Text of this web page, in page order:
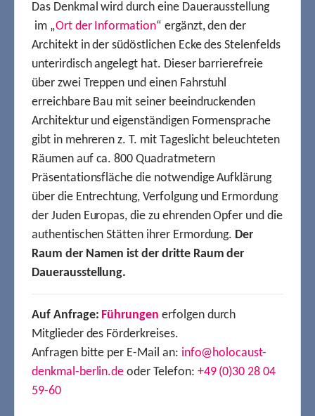
Das Denkmal wird durch eine Dauerausstellung
im „Ort der Information“ ergänzt, den der
Architekt in der südöstlichen Ecke des Stelenfelds
unterirdisch angelegt hat. Dieser barrierefreie
über zwei Treppen und einen Fahrstuhl
erreichbare Bau mit seiner beeindruckenden
Architektur und eigenständigen Formensprache
gibt in mehreren z. T. mit Tageslicht beleuchteten
Räumen auf ca. 800 Quadratmetern
Präsentationsfläche die notwendige Aufklärung
über die Entrechtung, Verfolgung und Ermordung
der Juden Europas, die zu ehrenden Opfer und die
authentischen Stätten ihrer Ermordung. Der
Raum der Namen ist der dritte Raum der
Dauerausstellung.
Auf Anfrage: Führungen erfolgen durch
Mitglieder des Förderkreises.
Anfragen bitte per E-Mail an: info@holocaust-
denkmal-berlin.de oder Telefon: +49 (0)30 28 04
59-60